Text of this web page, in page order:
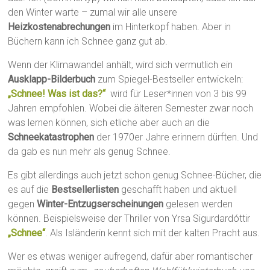
den Winter warte – zumal wir alle unsere
Heizkostenabrechungen im Hinterkopf haben. Aber in
Büchern kann ich Schnee ganz gut ab.
Wenn der Klimawandel anhält, wird sich vermutlich ein
Ausklapp-Bilderbuch zum Spiegel-Bestseller entwickeln:
„Schnee! Was ist das?“wird für Leser*innen von 3 bis 99
Jahren empfohlen. Wobei die älteren Semester zwar noch
was lernen können, sich etliche aber auch an die
Schneekatastrophen der 1970er Jahre erinnern dürften. Und
da gab es nun mehr als genug Schnee.
Es gibt allerdings auch jetzt schon genug Schnee-Bücher, die
es auf die Bestsellerlisten geschafft haben und aktuell
gegenWinter-Entzugserscheinungen gelesen werden
können. Beispielsweise der Thriller von Yrsa Sigurdardóttir
„Schnee“. Als Isländerin kennt sich mit der kalten Pracht aus.
Wer es etwas weniger aufregend, dafür aber romantischer